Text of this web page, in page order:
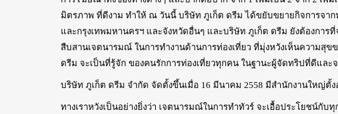
มิตรภาพ ที่ดีงาม ทำให้ ณ วันนี้ บริษัท ภูเก็ต ดรีม ได้ขยับขยายกิจการจาก
และกรุงเทพมหานครฯ และจังหวัดอื่นๆ และบริษัท ภูเก็ต ดรีม ยังต้องกา
สืบสานเจตนารมณ์ ในการทำงานด้านการท่องเที่ยว ที่มุ่งหวังเห็นความสุ
ดรีม จะเป็นที่รู้จัก ของคนรักการท่องเที่ยวทุกคน ในฐานะผู้จัดทริปที่ดีและ
บริษัท ภูเก็ต ดรีม จำกัด จัดตั้งขึ้นเมื่อ 16 มีนาคม 2558 มีสำนักงานใหญ่ตั้ง
ทางเราหวังเป็นอย่างยิ่งว่า เจตนารมณ์ในการทำทัวร์ จะเอื้อประโยชน์